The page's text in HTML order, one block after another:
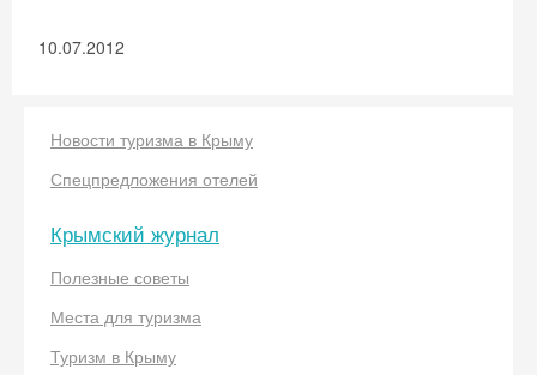
10.07.2012
Новости туризма в Крыму
Спецпредложения отелей
Крымский журнал
Полезные советы
Места для туризма
Туризм в Крыму